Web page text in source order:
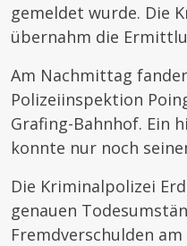
gemeldet wurde. Die
übernahm die
Am Nachmittag
Polizeiinspektion
Grafing-Bahnhof. Ein
konnte nur noch
Die Kriminalpolizei
genauen
Fremdverschulden